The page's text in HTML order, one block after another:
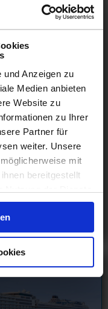
und Anzeigen zu
Medien anbieten
Website zu
zu Ihrer
Partner für
weiter. Unsere
mit
bereitgestellt
1.449 €
am 21.11.27